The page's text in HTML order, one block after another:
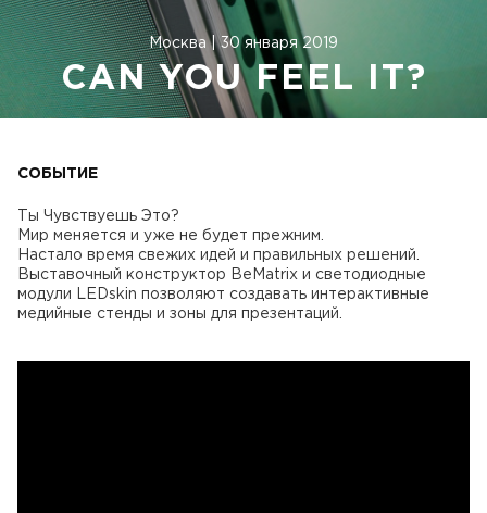
Москва | 30 января 2019
CAN YOU FEEL IT?
СОБЫТИЕ
Ты Чувствуешь Это?
Мир меняется и уже не будет прежним.
Настало время свежих идей и правильных решений.
Выставочный конструктор BeMatrix и светодиодные
модули LEDskin позволяют создавать интерактивные
медийные стенды и зоны для презентаций.